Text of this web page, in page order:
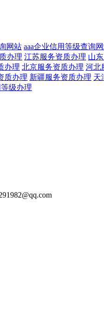
网站 aaa企业信用等级查询
办理 江苏服务资质办理 山
办理 北京服务资质办理 河北
质办理 新疆服务资质办理 天
等级办理